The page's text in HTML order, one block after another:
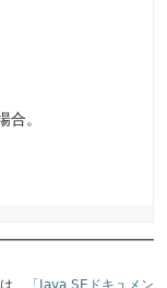
合。
、
「Java SEドキュメン